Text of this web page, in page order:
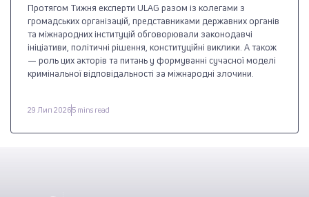
Протягом Тижня експерти ULAG разом із колегами з
громадських організацій, представниками державних органів
та міжнародних інституцій обговорювали законодавчі
ініціативи, політичні рішення, конституційні виклики. А також
— роль цих акторів та питань у формуванні сучасної моделі
кримінальної відповідальності за міжнародні злочини.
29 Лип 20265 mins read